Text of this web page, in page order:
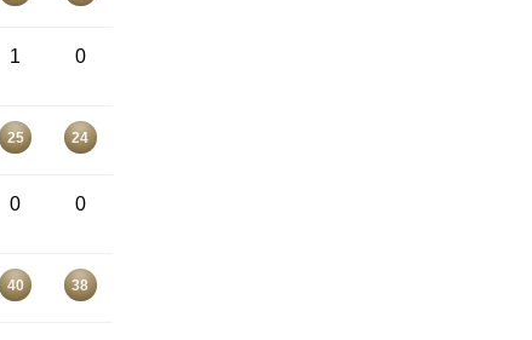
1 0
25 24
0 0
40 38